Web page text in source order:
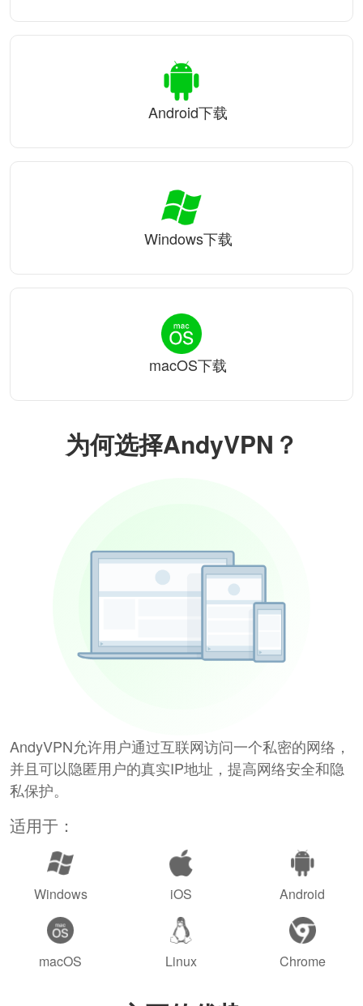
为何选择AndyVPN？
AndyVPN允许用户通过互联网访问一个私密的网络，
并且可以隐匿用户的真实IP地址，提高网络安全和隐
私保护。
适用于：
Windows iOS Android
macOS Linux Chrome
Android下载
Windows下载
macOS下载